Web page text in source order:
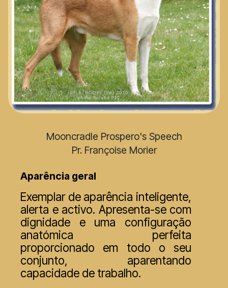
Mooncradle Prospero's Speech
Pr. Françoise Morier
Aparência geral
Exemplar de aparência inteligente,
alerta e activo. Apresenta-se com
dignidade e uma configuração
anatómica perfeita
proporcionado em todo o seu
conjunto, aparentando
capacidade de trabalho.